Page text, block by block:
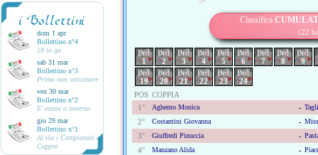
i Bollettini
dom 1 apr
Bollettino n°4
18 to go
sab 31 mar
Bollettino n°3
Primo non vaticinare
ven 30 mar
Bollettino n°2
E' estate o inverno
gio 29 mar
Bollettino n°1
Al via i Campionati a
Coppie
Classifica
(22
Brd
1
Brd
2
Brd
3
Brd
4
Brd
5
Brd
6
Brd
7
Brd
8
Brd
9
Brd
19
Brd
20
Brd
21
Brd
22
Brd
23
Brd
24
POS COPPIA
1°
Aghemo Monica -
2° Costantini Giovanna -
3° Giuffredi Pinuccia -
4° Manzano Alida -